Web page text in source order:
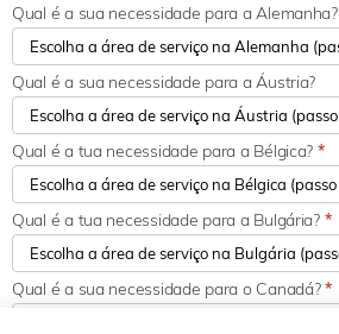
Qual é a sua necessidade para a Alemanha?
Qual é a sua necessidade para a Áustria?
Qual é a tua necessidade para a Bélgica? *
Qual é a tua necessidade para a Bulgária? *
Qual é a sua necessidade para o Canadá?*